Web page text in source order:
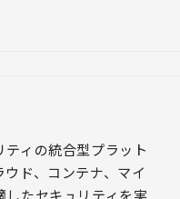
ティの統合型プラット
ウド、コンテナ、マイ
したセキュリティを実